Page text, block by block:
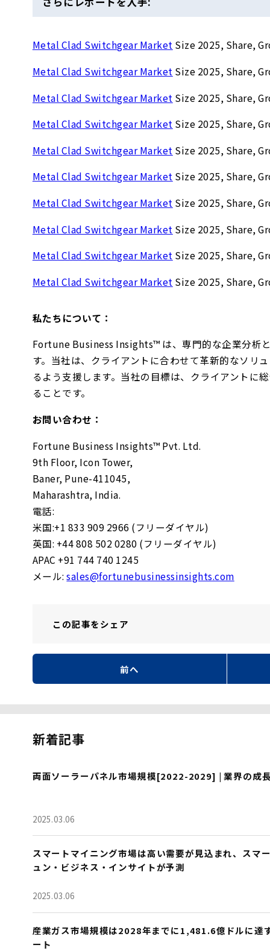
Metal Clad Switchgear Market Size 2025, Share,
Metal Clad Switchgear Market Size 2025, Share,
Metal Clad Switchgear Market Size 2025, Share,
Metal Clad Switchgear Market Size 2025, Share,
Metal Clad Switchgear Market Size 2025, Share,
Metal Clad Switchgear Market Size 2025, Share,
Metal Clad Switchgear Market Size 2025, Share,
Metal Clad Switchgear Market Size 2025, Share,
Metal Clad Switchgear Market Size 2025, Share,
Metal Clad Switchgear Market Size 2025, Share,
私たちについて：
Fortune Business Insights™ は、専門的な企業分析
す。当社は、クライアントに合わせて革新的なソリ
るよう支援します。当社の目標は、クライアントに
ることです。
お問い合わせ：
Fortune Business Insights™ Pvt. Ltd.
9th Floor, Icon Tower,
Baner, Pune-411045,
Maharashtra, India.
電話:
米国:+1 833 909 2966 (フリーダイヤル)
英国: +44 808 502 0280 (フリーダイヤル)
APAC +91 744 740 1245
メール:sales@fortunebusinessinsights.com
この記事をシェア
前へ
新着記事
両面ソーラーパネル市場規模[2022-2029] | 業界の成
2025.03.06
スマートマイニング市場は高い需要が見込まれ、スマ
ュン・ビジネス・インサイトが予測
2025.03.06
産業ガス市場規模は2028年までに1,481.6億ドルに
ート